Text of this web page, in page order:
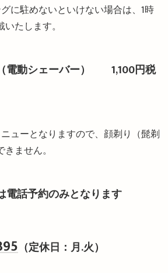
に駐めないといけない場合は、1時
たします。
電動シェーバー） 1,100円税
ューとなりますので、顔剃り（髭剃
ません。
電話予約のみとなります
（定休日：月.火）